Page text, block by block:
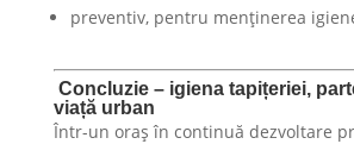
preventiv, pentru menținerea
Concluzie – igiena tapițeriei,
viață urban
Într-un oraș în continuă dezvoltare